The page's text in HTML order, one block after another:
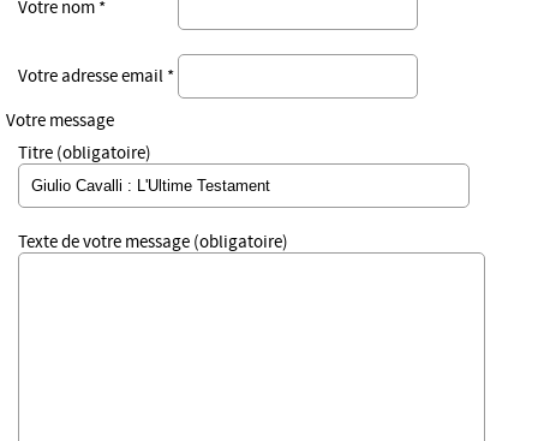
Votre nom *
Votre adresse email *
Votre message
Titre (obligatoire)
Texte de votre message (obligatoire)